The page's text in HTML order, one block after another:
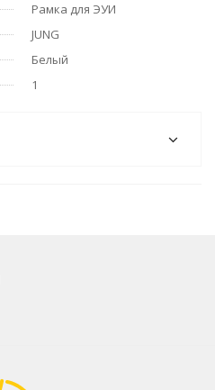
Рамка для ЭУИ
JUNG
Белый
1